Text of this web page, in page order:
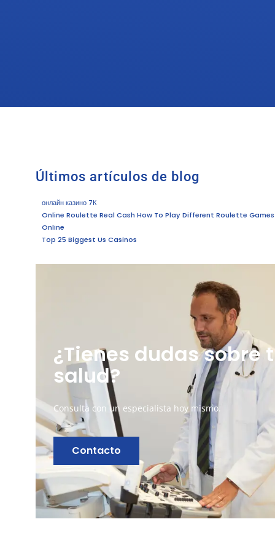
Últimos artículos de blog
онлайн казино 7К
Online Roulette Real Cash How To Play Different Roulette Games
Online
Top 25 Biggest Us Casinos
¿Tienes dudas sobre
salud?
Consulta con un especialista hoy mismo.
Contacto